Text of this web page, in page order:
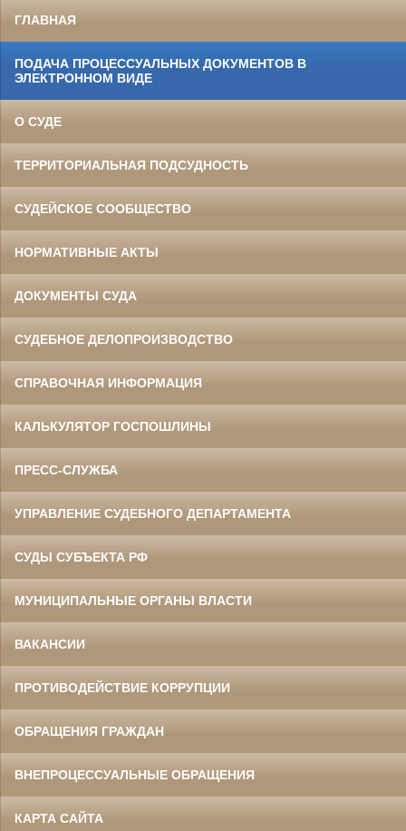
ГЛАВНАЯ
ПОДАЧА ПРОЦЕССУАЛЬНЫХ ДОКУМЕНТОВ В
ЭЛЕКТРОННОМ ВИДЕ
О СУДЕ
ТЕРРИТОРИАЛЬНАЯ ПОДСУДНОСТЬ
СУДЕЙСКОЕ СООБЩЕСТВО
НОРМАТИВНЫЕ АКТЫ
ДОКУМЕНТЫ СУДА
СУДЕБНОЕ ДЕЛОПРОИЗВОДСТВО
СПРАВОЧНАЯ ИНФОРМАЦИЯ
КАЛЬКУЛЯТОР ГОСПОШЛИНЫ
ПРЕСС-СЛУЖБА
УПРАВЛЕНИЕ СУДЕБНОГО ДЕПАРТАМЕНТА
СУДЫ СУБЪЕКТА РФ
МУНИЦИПАЛЬНЫЕ ОРГАНЫ ВЛАСТИ
ВАКАНСИИ
ПРОТИВОДЕЙСТВИЕ КОРРУПЦИИ
ОБРАЩЕНИЯ ГРАЖДАН
ВНЕПРОЦЕССУАЛЬНЫЕ ОБРАЩЕНИЯ
КАРТА САЙТА